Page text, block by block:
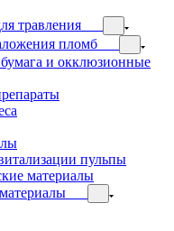
травления
пломб
и окклюзионные
пульпы
материалы